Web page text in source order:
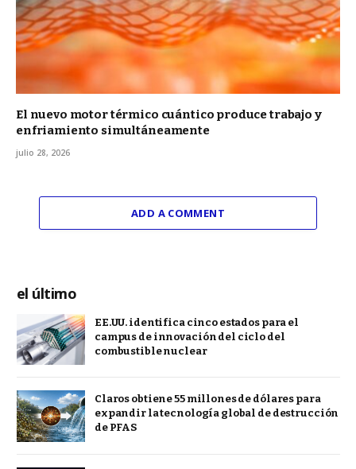
El nuevo motor térmico cuántico produce trabajo y
enfriamiento simultáneamente
julio 28, 2026
ADD A COMMENT
el último
EE.UU. identifica cinco estados para el
campus de innovación del ciclo del
combustible nuclear
Claros obtiene 55 millones de dólares para
expandir la tecnología global de destrucción
de PFAS